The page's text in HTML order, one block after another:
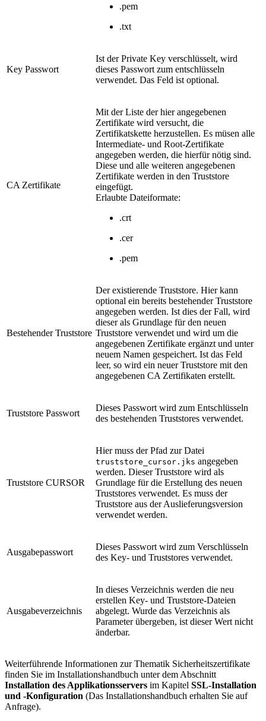
.pem
.txt
Key Passwort
Ist der Private Key verschlüsselt, wird
dieses Passwort zum entschlüsseln
verwendet. Das Feld ist optional.
CA Zertifikate
Mit der Liste der hier angegebenen
Zertifikate wird versucht, die
Zertifikatskette herzustellen. Es müsen alle
Intermediate- und Root-Zertifikate
angegeben werden, die hierfür nötig sind.
Diese und alle weiteren angegebenen
Zertifikate werden in den Truststore
eingefügt.
Erlaubte Dateiformate:
.crt
.cer
.pem
Bestehender Truststore
Der existierende Truststore. Hier kann
optional ein bereits bestehender Truststore
angegeben werden. Ist dies der Fall, wird
dieser als Grundlage für den neuen
Truststore verwendet und wird um die
angegebenen Zertifikate ergänzt und unter
neuem Namen gespeichert. Ist das Feld
leer, so wird ein neuer Truststore mit den
angegebenen CA Zertifikaten erstellt.
Truststore Passwort
Dieses Passwort wird zum Entschlüsseln
des bestehenden Truststores verwendet.
Truststore CURSOR
Hier muss der Pfad zur Datei
truststore_cursor.jks angegeben
werden. Dieser Truststore wird als
Grundlage für die Erstellung des neuen
Truststores verwendet. Es muss der
Truststore aus der Auslieferungsversion
verwendet werden.
Ausgabepasswort
Dieses Passwort wird zum Verschlüsseln
des Key- und Truststores verwendet.
Ausgabeverzeichnis
In dieses Verzeichnis werden die neu
erstellen Key- und Truststore-Dateien
abgelegt. Wurde das Verzeichnis als
Parameter übergeben, ist dieser Wert nicht
änderbar.
Weiterführende Informationen zur Thematik Sicherheitszertifikate
finden Sie im Installationshandbuch unter dem Abschnitt
Installation des Applikationsservers im Kapitel SSL-Installation
und -Konfiguration (Das Installationshandbuch erhalten Sie auf
Anfrage).